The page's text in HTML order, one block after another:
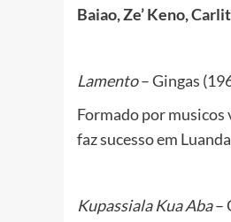
Baiao, Ze’ Keno,
Lamento– Gingas
Formado por musicos
faz sucesso em
Kupassiala Kua Aba–